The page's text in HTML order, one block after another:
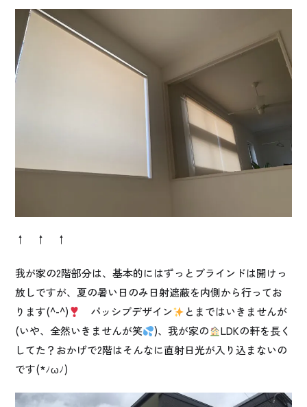
↑ ↑ ↑
我が家の2階部分は、基本的にはずっとブラインドは開けっ
放しですが、夏の暑い日のみ日射遮蔽を内側から行ってお
ります(^-^)
パッシブデザイン
とまではいきませんが
(いや、全然いきませんが笑
)、我が家の
LDKの軒を長く
してた？おかげで2階はそんなに直射日光が入り込まないの
です(*ﾉωﾉ)